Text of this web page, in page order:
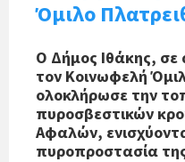
Όμιλο
Ο Δήμος Ιθάκης, σε
τον Κοινωφελή
ολοκλήρωσε την
πυροσβεστικών
Αφαλών,
πυροπροστασία